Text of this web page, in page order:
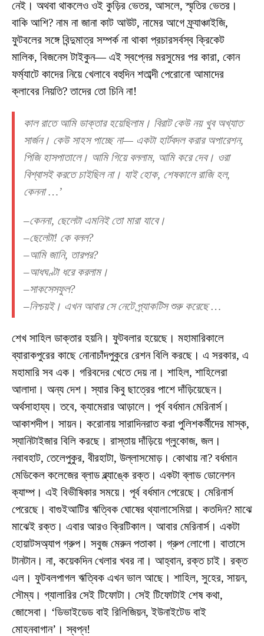
নেই। অথবা থাকলেও ওই কুড়ির ভেতর, আসলে, স্মৃতির ভেতর।
বাকি আশি? নাম না জানা কাট আউট, নামের আগে ফ্র্যাঞ্চাইজি,
ফুটবলের সঙ্গে বিন্দুমাত্র সম্পর্ক না থাকা প্রচারসর্বস্ব ক্রিকেট
মালিক, বিজনেস টাইকুন— এই স্বপ্নের মরসুমের পর কারা, কোন
ফর্ম্যাটে কাদের নিয়ে খেলাবে বহুদিন শতাব্দী পেরোনো আমাদের
ক্লাবের নিয়তি? তাদের তো চিনি না!
কাল রাতে আমি ডাক্তার হয়েছিলাম। বিরাট কেউ নয় খুব অখ্যাত
সার্জন। কেউ সাহস পাচ্ছে না— একটা হার্টবদল করার অপারেশন,
পিজি হাসপাতালে। আমি গিয়ে বললাম, আমি করে দেব। ওরা
বিশ্বাসই করতে চাইছিল না। যাই হোক, শেষকালে রাজি হল,
কেননা …’
–কেননা, ছেলেটা এমনিই তো মারা যাবে।
–ছেলেটা! কে বলল?
–আমি জানি, তারপর?
–আধঘণ্টা ধরে করলাম।
–সাকসেসফুল?
–নিশ্চয়ই। এখন আবার সে নেটে প্র্যাকটিস শুরু করেছে …
শেখ সাহিল ডাক্তার হয়নি। ফুটবলার হয়েছে। মহামারিকালে
ব্যারাকপুরের কাছে নোনাচাঁদপুকুরে রেশন বিলি করছে। এ সরকার, এ
মহামারি সব এক। গরিবদের খেতে দেয় না। শাহিল, শাহিলেরা
আলাদা। অন্য দেশ। স্যার কিবু ছাত্রের পাশে দাঁড়িয়েছেন।
অর্থসাহায্য। তবে, ক্যামেরার আড়ালে। পূর্ব বর্ধমান মেরিনার্স।
আকাশদীপ। সায়ন। করোনায় সারাদিনরাত করা পুলিশকর্মীদের মাস্ক,
স্যানিটাইজার বিলি করছে। রাস্তায় দাঁড়িয়ে গ্লুকোজ, জল।
নবাবহাট, তেলেপুকুর, বীরহাটা, উল্লাসমোড়। কোথায় না? বর্ধমান
মেডিকেল কলেজের ব্লাড ব্ল্যাঙ্কে রক্ত। একটা ব্লাড ডোনেশন
ক্যাম্প। এই বিভীষিকার সময়ে। পূর্ব বর্ধমান পেরেছে। মেরিনার্স
পেরেছে। বাগুইআটির ঋত্বিক ঘোষের থ্যালাসেমিয়া। কতদিন? মাঝে
মাঝেই রক্ত। এবার আরও ক্রিটিকাল। আবার মেরিনার্স। একটা
হোয়াটসঅ্যাপ গ্রুপ। সবুজ মেরুন পতাকা। গ্রুপ লোগো। বাতাসে
টানটান। না, কয়েকদিন খেলার খবর না। আহ্বান, রক্ত চাই। রক্ত
এল। ফুটবলপাগল ঋত্বিক এখন ভাল আছে। শাহিল, সুহের, সায়ন,
সৌম্য। গ্যালারির সেই টিফোটা। সেই টিফোটাই শেষ কথা,
জোসেবা। ‘ডিভাইডেড বাই রিলিজিয়ন, ইউনাইটেড বাই
মোহনবাগান’। স্বপ্ন!